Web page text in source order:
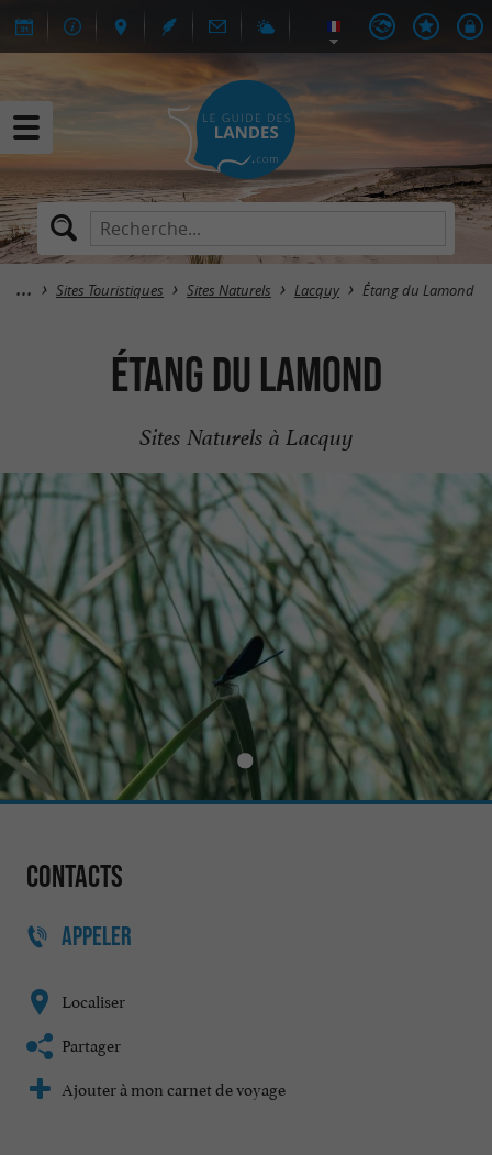
Sites Touristiques Sites Naturels Lacquy Étang du Lamond
Étang du Lamond
Sites Naturels à Lacquy
Contacts
APPELER
Localiser
Partager
Ajouter à mon carnet de voyage